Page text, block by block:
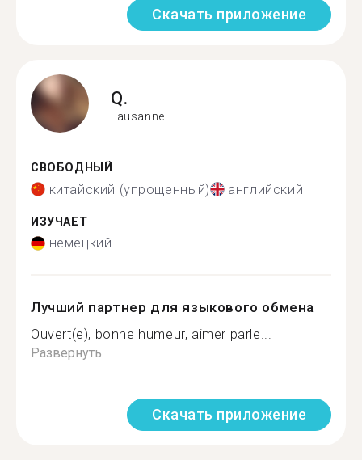
Скачать приложение
Q.
Lausanne
СВОБОДНЫЙ
китайский (упрощенный) английский
ИЗУЧАЕТ
немецкий
Лучший партнер для языкового обмена
Ouvert(e), bonne humeur, aimer parle...
Развернуть
Скачать приложение